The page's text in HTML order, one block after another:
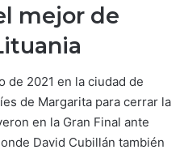
mejor de
de 2021 en la ciudad de
de Margarita para cerrar la
en la Gran Final ante
David Cubillán también